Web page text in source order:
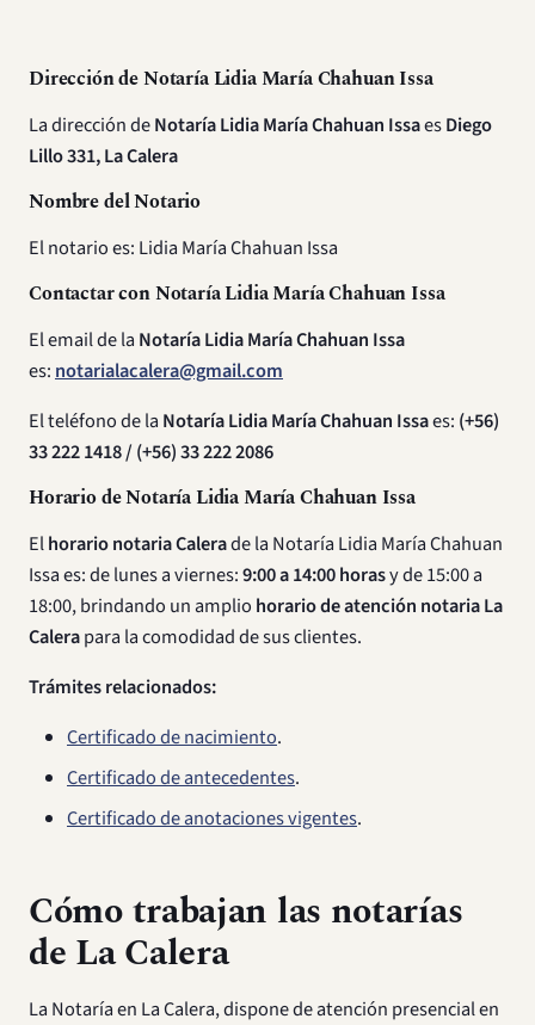
Dirección de Notaría Lidia María Chahuan Issa
La dirección deNotaría Lidia María Chahuan IssaesDiego
Lillo 331, La Calera
Nombre del Notario
El notario es: Lidia María Chahuan Issa
Contactar con Notaría Lidia María Chahuan Issa
El email de la Notaría Lidia María Chahuan Issa
es:notarialacalera@gmail.com
El teléfono de la Notaría Lidia María Chahuan Issaes: (+56)
33 222 1418 / (+56) 33 222 2086
Horario de Notaría Lidia María Chahuan Issa
Elhorario notaria Calerade la Notaría Lidia María Chahuan
Issa es: de lunes a viernes:9:00 a 14:00 horasy de 15:00 a
18:00, brindando un amplio horario de atención notaria La
Calerapara la comodidad de sus clientes.
Trámites relacionados:
Certificado de nacimiento.
Certificado de antecedentes.
Certificado de anotaciones vigentes.
Cómo trabajan las notarías
de La Calera
La Notaría en La Calera, dispone de atención presencial en